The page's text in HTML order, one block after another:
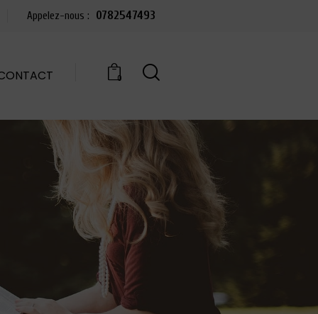
Appelez-nous : 0782547493
0